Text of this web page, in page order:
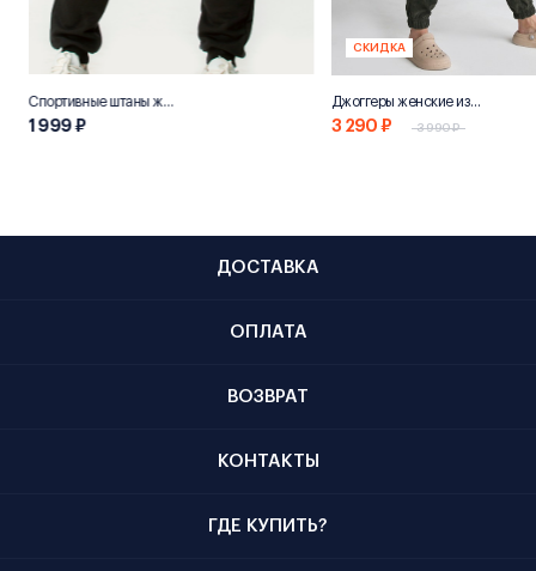
Спортивные штаны женские «НН800»
1 999 ₽
СКИДКА
Джоггеры женские из переработанного хлопка "Эко 800"
3 290 ₽ 3 990 ₽
ДОСТАВКА
ОПЛАТА
ВОЗВРАТ
КОНТАКТЫ
ГДЕ КУПИТЬ?